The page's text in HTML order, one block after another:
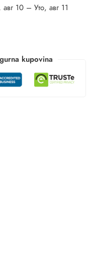
10 – Уто, авг 11
kupovina